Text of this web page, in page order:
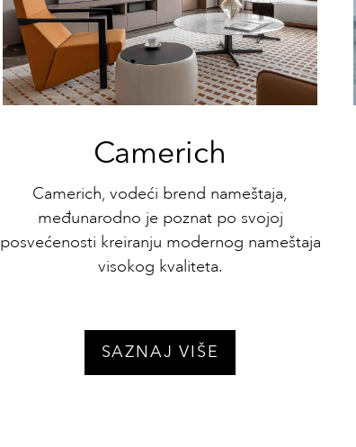
Camerich
Camerich, vodeći brend nameštaja,
međunarodno je poznat po svojoj
posvećenosti kreiranju modernog nameštaja
visokog kvaliteta.
SAZNAJ VIŠE